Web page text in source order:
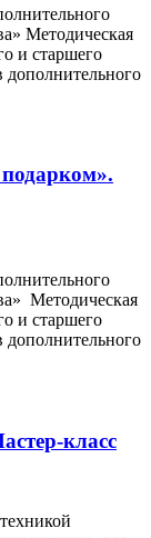
Методическая
и старшего
дополнительного
Методическая
и старшего
дополнительного
класс